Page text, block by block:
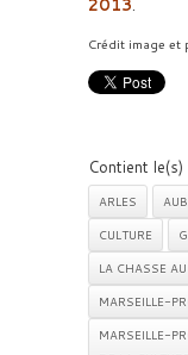
2013.
Crédit image et
Contient
ARLES
CULTURE
LA CHASSE
MARSEILLE-
MARSEILLE-